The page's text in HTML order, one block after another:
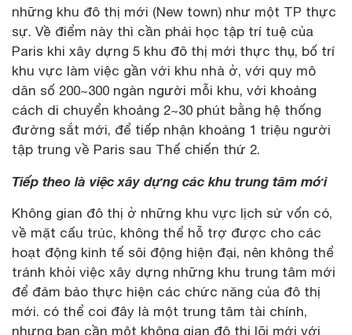
những khu đô thị mới (New town) như một TP thực
sự. Về điểm này thì cần phải học tập trí tuệ của
Paris khi xây dựng 5 khu đô thị mới thực thụ, bố trí
khu vực làm việc gần với khu nhà ở, với quy mô
dân số 200~300 ngàn người mỗi khu, với khoảng
cách di chuyển khoảng 2~30 phút bằng hệ thống
đường sắt mới, để tiếp nhận khoảng 1 triệu người
tập trung về Paris sau Thế chiến thứ 2.
Tiếp theo là việc xây dựng các khu trung tâm mới
Không gian đô thị ở những khu vực lịch sử vốn có,
về mặt cấu trúc, không thể hỗ trợ được cho các
hoạt động kinh tế sôi động hiện đại, nên không thể
tránh khỏi việc xây dựng những khu trung tâm mới
để đảm bảo thực hiện các chức năng của đô thị
mới. có thể coi đây là một trung tâm tài chính,
nhưng bạn cần một không gian đô thị lõi mới với